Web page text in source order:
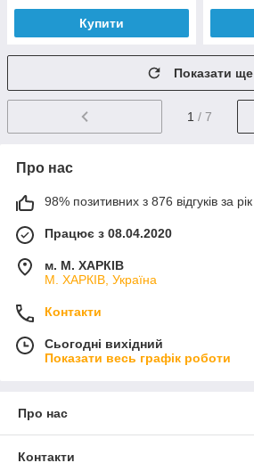
Купити
Показати ще
1 / 7
Про нас
98% позитивних з 876 відгуків за рік
Працює з 08.04.2020
м. М. ХАРКІВ
М. ХАРКІВ, Україна
Контакти
Сьогодні вихідний
Показати весь графік роботи
Про нас
Контакти